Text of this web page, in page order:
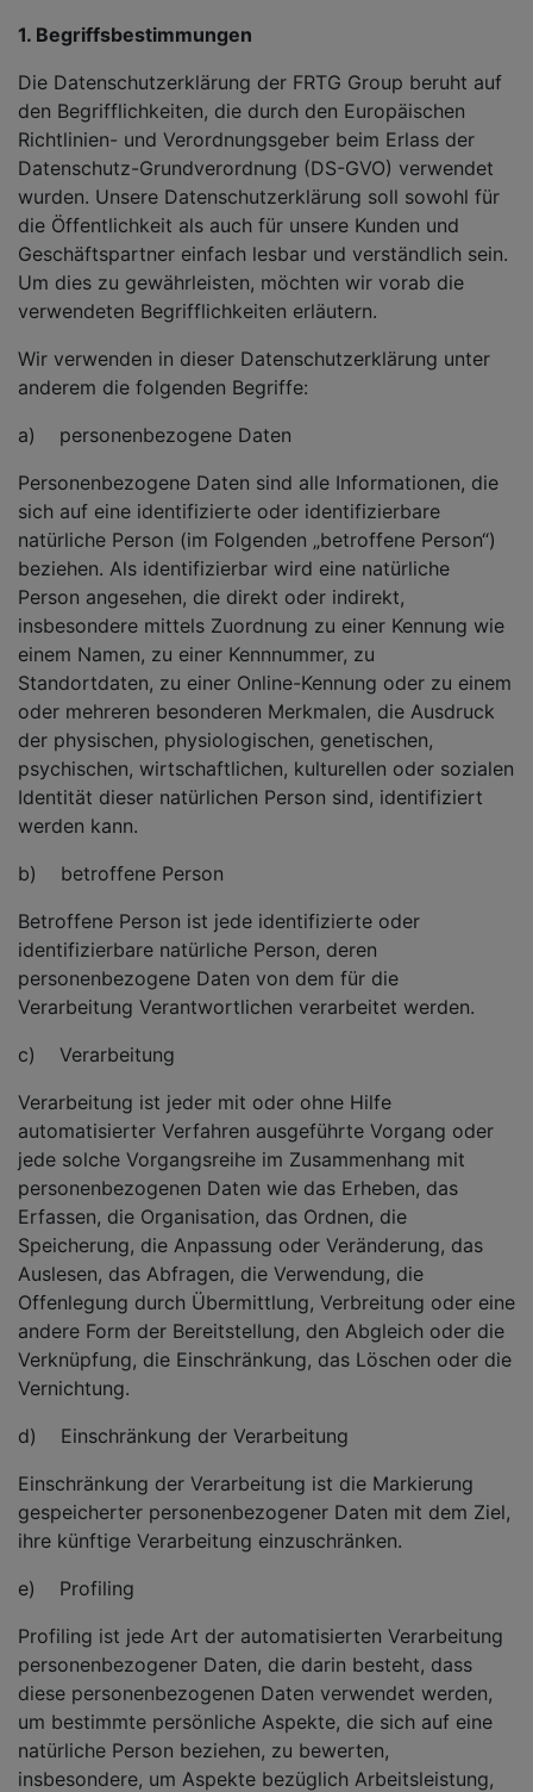
1. Begriffsbestimmungen
Die Datenschutzerklärung der FRTG Group beruht auf
den Begrifflichkeiten, die durch den Europäischen
Richtlinien- und Verordnungsgeber beim Erlass der
Datenschutz-Grundverordnung (DS-GVO) verwendet
wurden. Unsere Datenschutzerklärung soll sowohl für
die Öffentlichkeit als auch für unsere Kunden und
Geschäftspartner einfach lesbar und verständlich sein.
Um dies zu gewährleisten, möchten wir vorab die
verwendeten Begrifflichkeiten erläutern.
Wir verwenden in dieser Datenschutzerklärung unter
anderem die folgenden Begriffe:
a) personenbezogene Daten
Personenbezogene Daten sind alle Informationen, die
sich auf eine identifizierte oder identifizierbare
natürliche Person (im Folgenden „betroffene Person“)
beziehen. Als identifizierbar wird eine natürliche
Person angesehen, die direkt oder indirekt,
insbesondere mittels Zuordnung zu einer Kennung wie
einem Namen, zu einer Kennnummer, zu
Standortdaten, zu einer Online-Kennung oder zu einem
oder mehreren besonderen Merkmalen, die Ausdruck
der physischen, physiologischen, genetischen,
psychischen, wirtschaftlichen, kulturellen oder sozialen
Identität dieser natürlichen Person sind, identifiziert
werden kann.
b) betroffene Person
Betroffene Person ist jede identifizierte oder
identifizierbare natürliche Person, deren
personenbezogene Daten von dem für die
Verarbeitung Verantwortlichen verarbeitet werden.
c) Verarbeitung
Verarbeitung ist jeder mit oder ohne Hilfe
automatisierter Verfahren ausgeführte Vorgang oder
jede solche Vorgangsreihe im Zusammenhang mit
personenbezogenen Daten wie das Erheben, das
Erfassen, die Organisation, das Ordnen, die
Speicherung, die Anpassung oder Veränderung, das
Auslesen, das Abfragen, die Verwendung, die
Offenlegung durch Übermittlung, Verbreitung oder eine
andere Form der Bereitstellung, den Abgleich oder die
Verknüpfung, die Einschränkung, das Löschen oder die
Vernichtung.
d) Einschränkung der Verarbeitung
Einschränkung der Verarbeitung ist die Markierung
gespeicherter personenbezogener Daten mit dem Ziel,
ihre künftige Verarbeitung einzuschränken.
e) Profiling
Profiling ist jede Art der automatisierten Verarbeitung
personenbezogener Daten, die darin besteht, dass
diese personenbezogenen Daten verwendet werden,
um bestimmte persönliche Aspekte, die sich auf eine
natürliche Person beziehen, zu bewerten,
insbesondere, um Aspekte bezüglich Arbeitsleistung,